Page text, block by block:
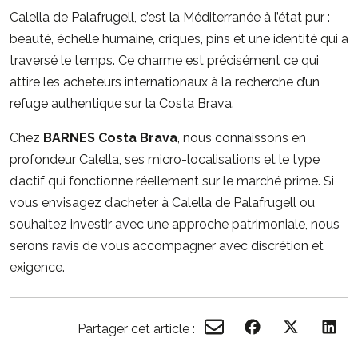
Calella de Palafrugell, c’est la Méditerranée à l’état pur :
beauté, échelle humaine, criques, pins et une identité qui a
traversé le temps. Ce charme est précisément ce qui
attire les acheteurs internationaux à la recherche d’un
refuge authentique sur la Costa Brava.
Chez BARNES Costa Brava, nous connaissons en
profondeur Calella, ses micro-localisations et le type
d’actif qui fonctionne réellement sur le marché prime. Si
vous envisagez d’acheter à Calella de Palafrugell ou
souhaitez investir avec une approche patrimoniale, nous
serons ravis de vous accompagner avec discrétion et
exigence.
Partager cet article :